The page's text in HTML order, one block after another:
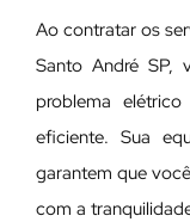
Ao contratar os
Santo André
problema
eficiente. Sua
garantem que
com a